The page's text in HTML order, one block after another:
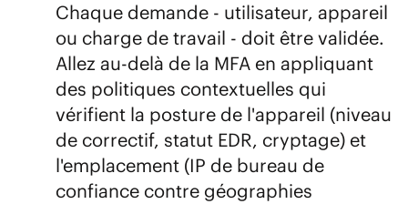
Chaque demande - utilisateur, appareil
ou charge de travail - doit être validée.
Allez au-delà de la MFA en appliquant
des politiques contextuelles qui
vérifient la posture de l'appareil (niveau
de correctif, statut EDR, cryptage) et
l'emplacement (IP de bureau de
confiance contre géographies